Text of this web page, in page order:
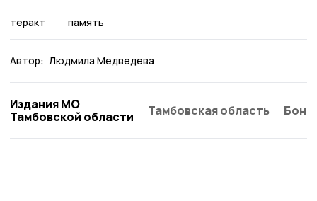
теракт память
Автор: Людмила Медведева
Издания МО
Тамбовской области
Тамбовская область